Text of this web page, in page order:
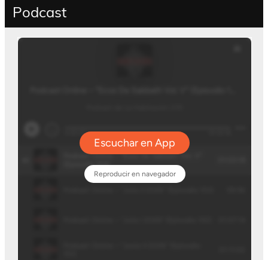
Podcast